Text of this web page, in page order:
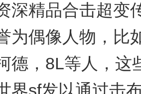
深精品合击超变
为偶像人物，比
德，8L等人，这
界sf发以通过击